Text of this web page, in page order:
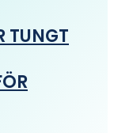
TUNGT